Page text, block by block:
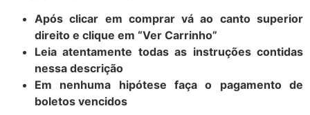
Após clicar em comprar vá ao canto superior
direito e clique em “Ver Carrinho”
Leia atentamente todas as instruções contidas
nessa descrição
Em nenhuma hipótese faça o pagamento de
boletos vencidos